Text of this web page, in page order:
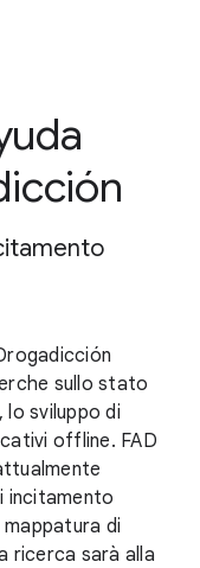
sullo stato
lo sviluppo di
offline. FAD
incitamento
mappatura di
ricerca sarà alla